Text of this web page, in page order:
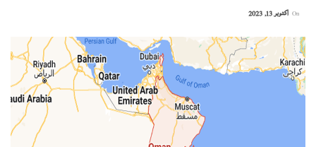
اکتوبر 13, 2023